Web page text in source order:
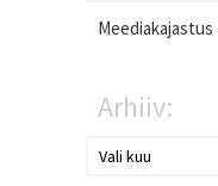
Meediakajastus
Arhiiv: